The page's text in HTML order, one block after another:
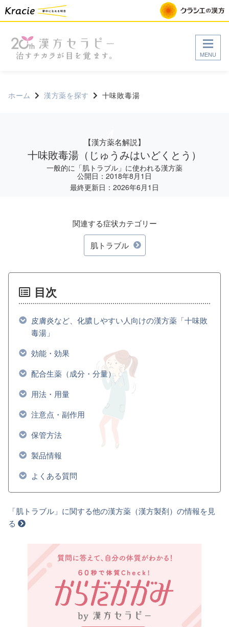
MENU
ホーム 漢方薬を探す 十味敗毒湯
一般的に「肌トラブル」に使われる漢方薬
【漢方薬名解説】
十味敗毒湯 （じゅうみはいどくとう）
公開日：2018年8月1日
最終更新日：2026年6月1日
関連する症状カテゴリー
肌トラブル
目次
皮膚炎など、化膿しやすい人向けの漢方薬「十味敗
毒湯」
効能・効果
配合生薬（成分・分量）
用法・用量
注意点・副作用
保管方法
製品情報
よくある質問
「肌トラブル」に関する他の漢方薬（漢方製剤）の情報を見
る